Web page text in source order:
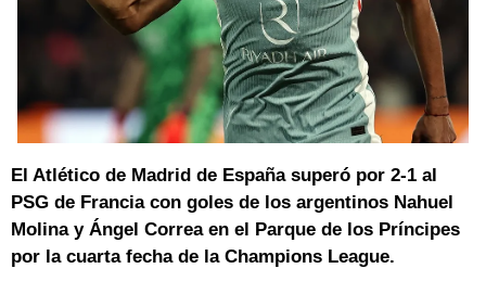
El Atlético de Madrid de España superó por 2-1 al
PSG de Francia con goles de los argentinos Nahuel
Molina y Ángel Correa en el Parque de los Príncipes
por la cuarta fecha de la Champions League.